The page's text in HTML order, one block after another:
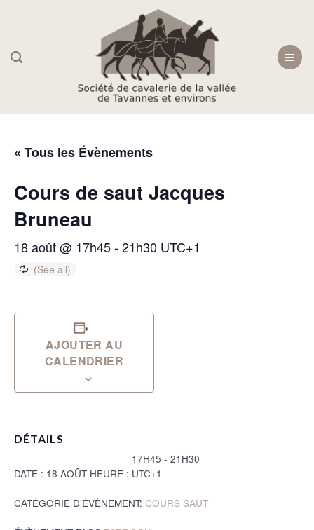
« Tous les Évènements
Cours de saut Jacques
Bruneau
18 août @ 17h45-21h30 UTC+1
AJOUTER AU
CALENDRIER
DÉTAILS
DATE : 18 AOÛT HEURE :
17H45 - 21H30
UTC+1
CATÉGORIE D’ÉVÈNEMENT: COURS SAUT